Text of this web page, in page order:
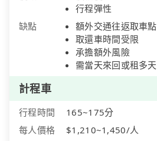
行程彈性
缺點
額外交通往返取車點
取還車時間受限
承擔額外風險
需當天來回或租多天
計程車
行程時間
165~175分
每人價格
$1,210~1,450/人